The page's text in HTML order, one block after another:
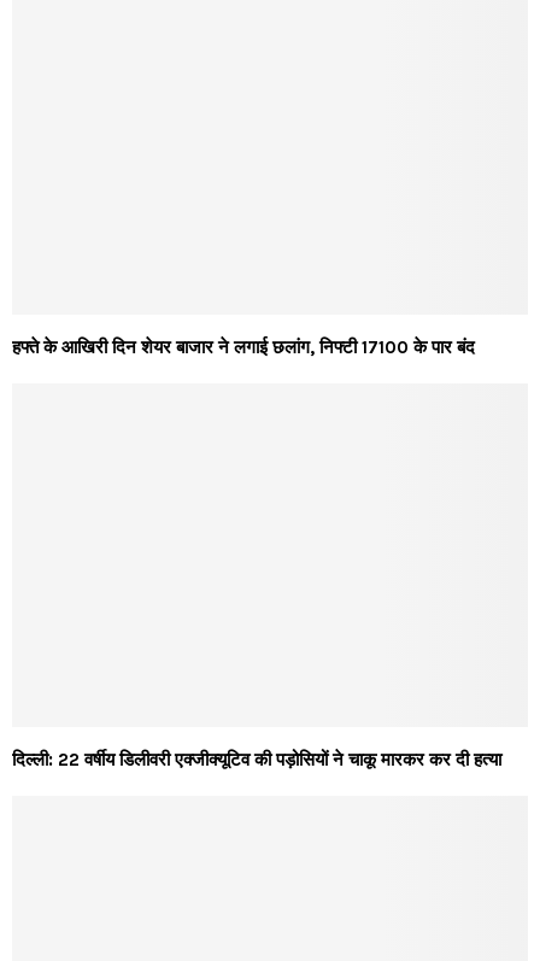
हफ्ते के आखिरी दिन शेयर बाजार ने लगाई छलांग, निफ्टी 17100 के पार बंद
दिल्ली: 22 वर्षीय डिलीवरी एक्जीक्यूटिव की पड़ोसियों ने चाकू मारकर कर दी हत्या